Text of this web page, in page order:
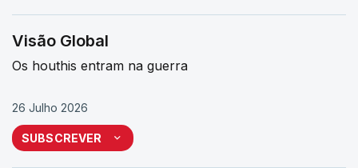
Visão Global
Os houthis entram na guerra
26 Julho 2026
SUBSCREVER